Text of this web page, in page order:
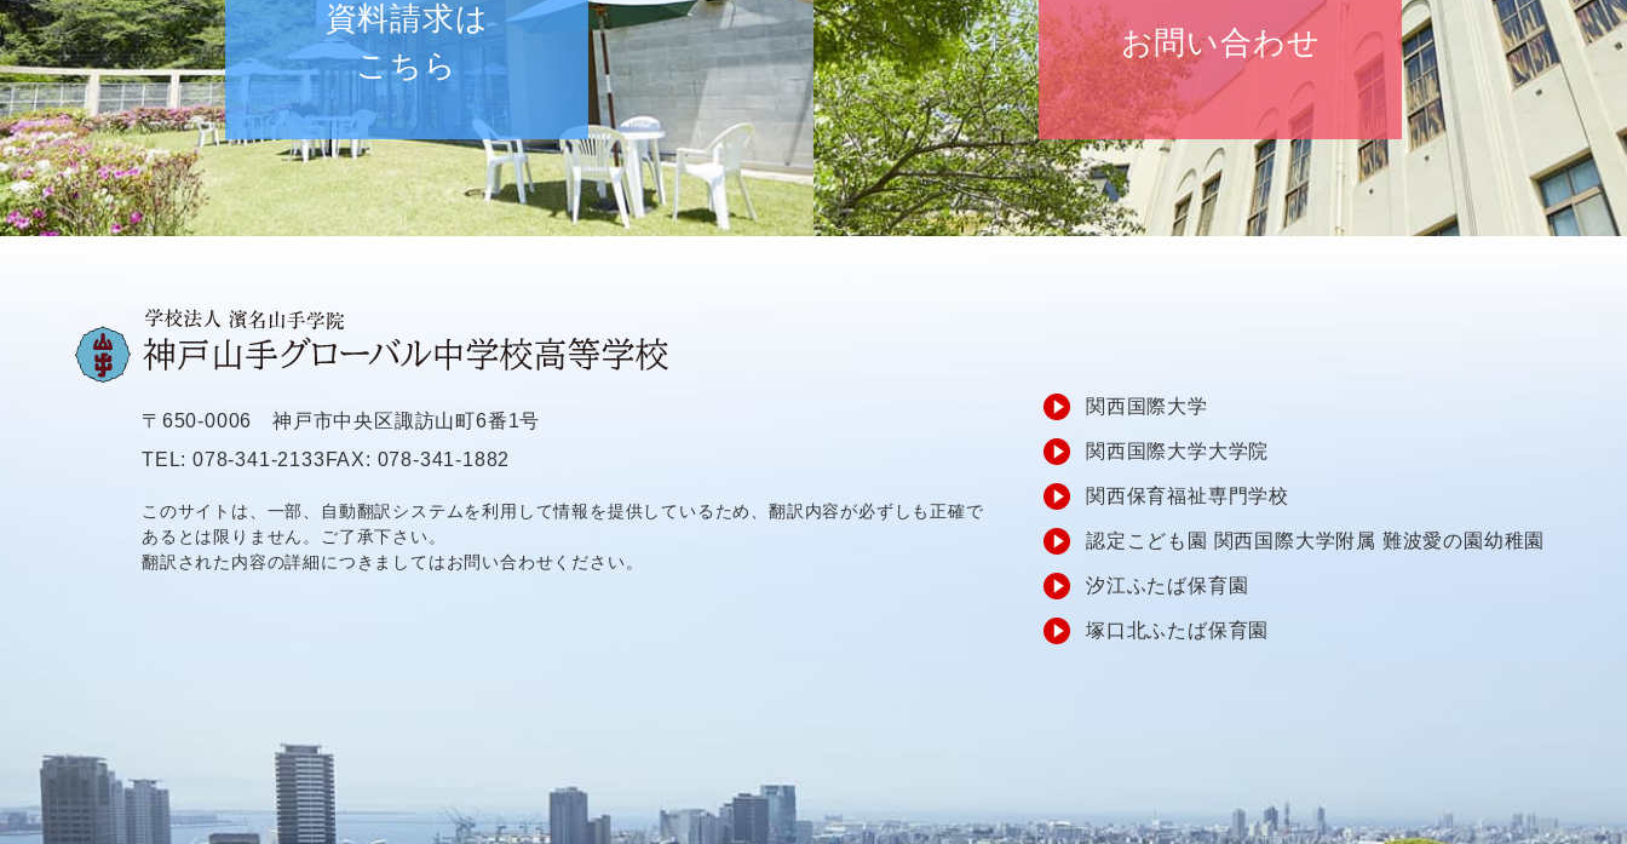
資料請求は
こちら
お問い合わせ
関西国際大学
関西国際大学大学院
関西保育福祉専門学校
認定こども園 関西国際大学附属 難波愛の園幼稚園
汐江ふたば保育園
塚口北ふたば保育園
〒650-0006 神戸市中央区諏訪山町6番1号
TEL: 078-341-2133FAX: 078-341-1882
このサイトは、一部、自動翻訳システムを利用して情報を提供しているため、翻訳内容が必ずしも正確で
あるとは限りません。ご了承下さい。
翻訳された内容の詳細につきましてはお問い合わせください。